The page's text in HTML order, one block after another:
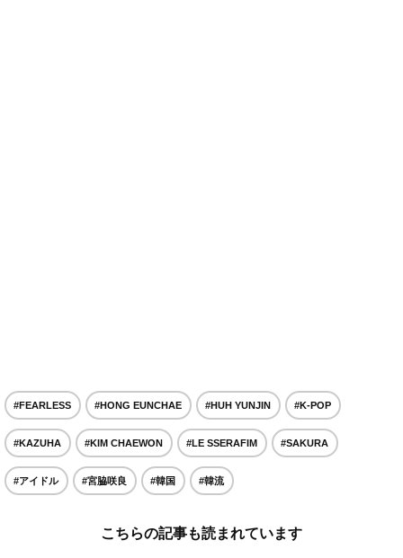
#FEARLESS #HONG EUNCHAE #HUH YUNJIN #K-POP
#KAZUHA #KIM CHAEWON #LE SSERAFIM #SAKURA
#アイドル #宮脇咲良 #韓国 #韓流
こちらの記事も読まれています